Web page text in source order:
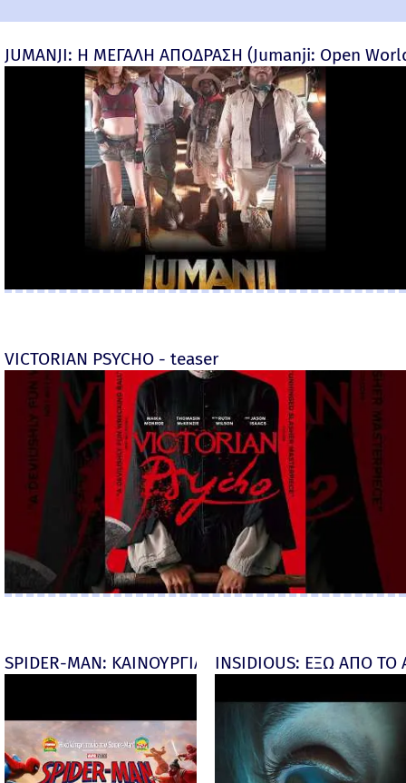
JUMANJI: Η ΜΕΓΑΛΗ ΑΠΟΔΡΑΣΗ (Jumanji: Open
VICTORIAN PSYCHO - teaser
SPIDER-MAN: ΚΑΙΝΟΥΡΓΙΑ ΜΕΡΑ (Spider-Man:
INSIDIOUS: ΕΞΩ ΑΠΟ